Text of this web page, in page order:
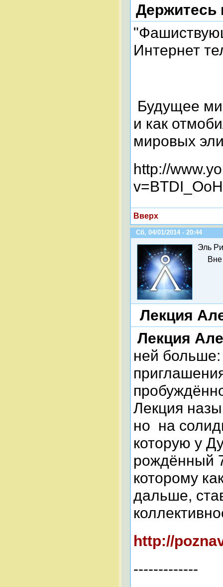
Интернет
Будущее
и как
мировых
http://
Вверх
Сб, 04/01/2014 - 20:44
Эль
Вне
Лекция
Лекция
ней больше:
Лекция
но на
которую у
рождённый
которому
дальше,
http://
-------------